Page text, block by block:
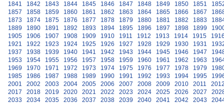
1841
1842 1843 1844 1845 1846 1847 1848 1849 1850 1851
1857
1858 1859 1860 1861 1862 1863 1864 1865 1866 1867
1873
1874 1875 1876 1877 1878 1879 1880 1881 1882 1883
1889
1890 1891 1892 1893 1894 1895 1896 1897 1898 1899
1905
1906 1907 1908 1909 1910 1911 1912 1913 1914 1915
1921
1922 1923 1924 1925 1926 1927 1928 1929 1930 1931
1937
1938 1939 1940 1941 1942 1943 1944 1945 1946 1947
1953
1954 1955 1956 1957 1958 1959 1960 1961 1962 1963
1969
1970 1971 1972 1973 1974 1975 1976 1977 1978 1979
1985
1986 1987 1988 1989 1990 1991 1992 1993 1994 1995
2001
2002 2003 2004 2005 2006 2007 2008 2009 2010 2011
2017
2018 2019 2020 2021 2022 2023 2024 2025 2026 2027
2033
2034 2035 2036 2037 2038 2039 2040 2041 2042 2043